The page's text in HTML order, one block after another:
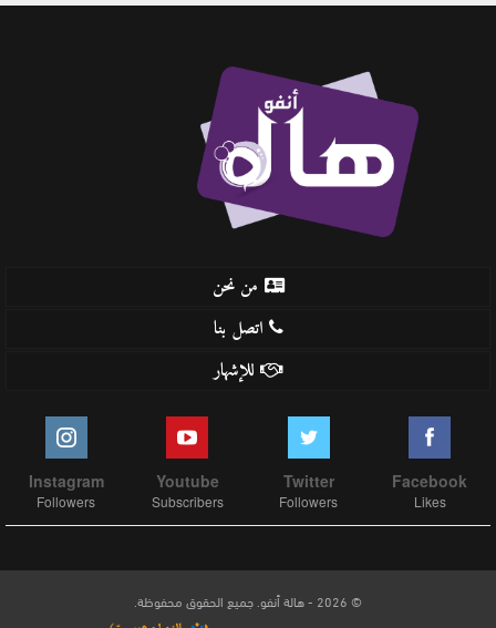
من نحن
اتصل بنا
للإشهار
Facebook
Likes
Twitter
Followers
Youtube
Subscribers
Instagram
Followers
© 2026 - هالة أنفو. جميع الحقوق محفوظة.